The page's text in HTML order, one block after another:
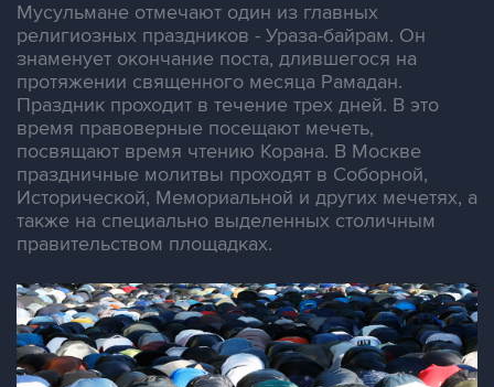
Мусульмане отмечают один из главных
религиозных праздников - Ураза-байрам. Он
знаменует окончание поста, длившегося на
протяжении священного месяца Рамадан.
Праздник проходит в течение трех дней. В это
время правоверные посещают мечеть,
посвящают время чтению Корана. В Москве
праздничные молитвы проходят в Соборной,
Исторической, Мемориальной и других мечетях, а
также на специально выделенных столичным
правительством площадках.